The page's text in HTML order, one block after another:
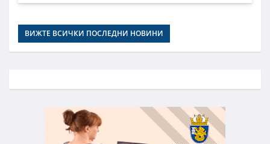
ВИЖТЕ ВСИЧКИ ПОСЛЕДНИ НОВИНИ